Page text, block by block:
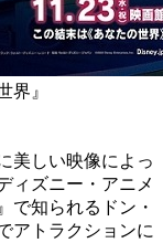
界』
美しい映像によっ
ィズニー・アニメ
で知られるドン・
アトラクションに